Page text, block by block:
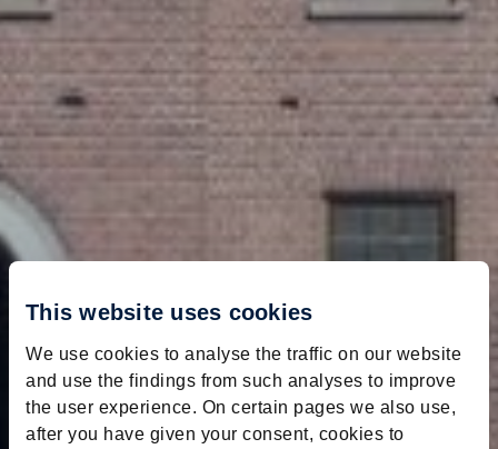
This website uses cookies
We use cookies to analyse the traffic on our website
and use the findings from such analyses to improve
the user experience. On certain pages we also use,
after you have given your consent, cookies to